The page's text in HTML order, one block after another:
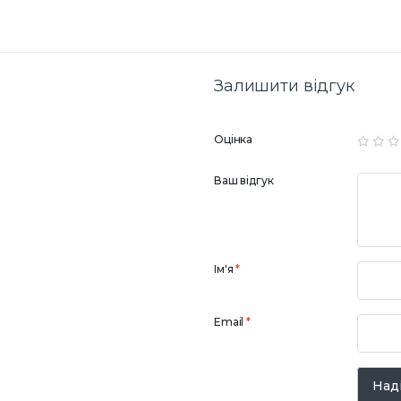
Залишити відгук
Оцінка
Ваш відгук
Ім'я*
Email*